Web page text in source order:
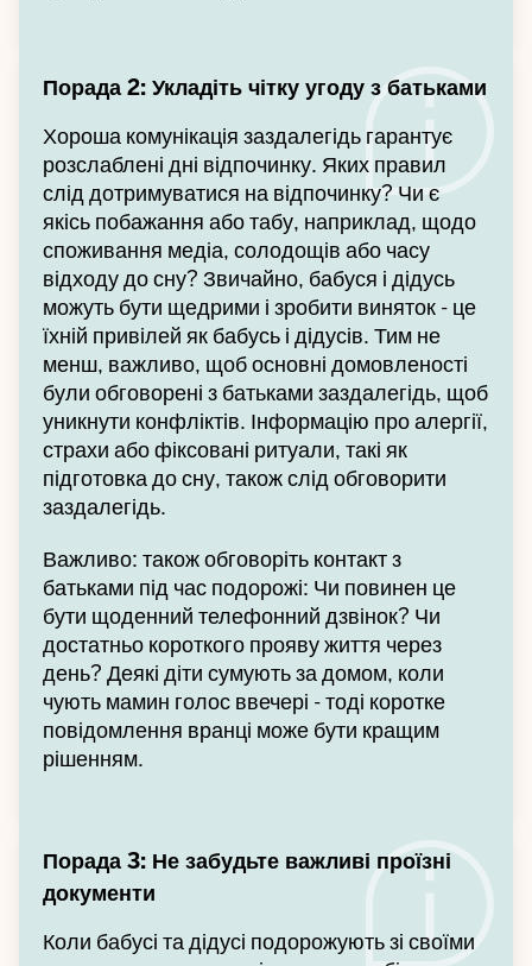
Порада 2: Укладіть чітку угоду з батьками
Хороша комунікація заздалегідь гарантує
розслаблені дні відпочинку. Яких правил
слід дотримуватися на відпочинку? Чи є
якісь побажання або табу, наприклад, щодо
споживання медіа, солодощів або часу
відходу до сну? Звичайно, бабуся і дідусь
можуть бути щедрими і зробити виняток - це
їхній привілей як бабусь і дідусів. Тим не
менш, важливо, щоб основні домовленості
були обговорені з батьками заздалегідь, щоб
уникнути конфліктів. Інформацію про алергії,
страхи або фіксовані ритуали, такі як
підготовка до сну, також слід обговорити
заздалегідь.
Важливо: також обговоріть контакт з
батьками під час подорожі: Чи повинен це
бути щоденний телефонний дзвінок? Чи
достатньо короткого прояву життя через
день? Деякі діти сумують за домом, коли
чують мамин голос ввечері - тоді коротке
повідомлення вранці може бути кращим
рішенням.
Порада 3: Не забудьте важливі проїзні
документи
Коли бабусі та дідусі подорожують зі своїми